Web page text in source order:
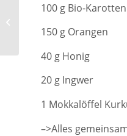
100 g Bio-Karotten
150 g Orangen
40 g Honig
20 g Ingwer
1 Mokkalöffel
–>Alles
Siggi Raffald im
Kurzinterview